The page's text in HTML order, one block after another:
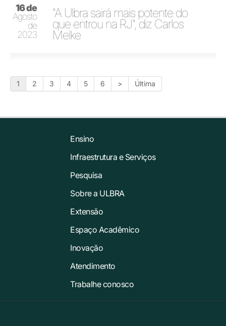
16 de
Agosto
de
2023
"A Ulbra sairá mais potente do
que entrou na RJ", diz Carlos
Melke
1 2 3 4 5 6 > Última
Ensino
Infraestrutura e Serviços
Pesquisa
Sobre a ULBRA
Extensão
Espaço Acadêmico
Inovação
Atendimento
Trabalhe conosco